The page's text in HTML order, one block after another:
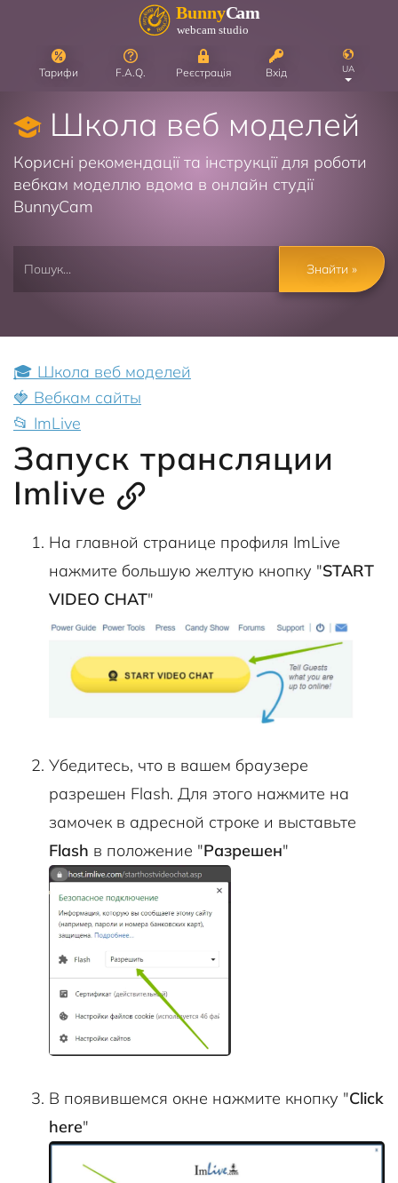
Тарифи F.A.Q. Реєстрація Вхід UA
Школа веб моделей
Корисні рекомендації та інструкції для роботи
вебкам моделлю вдома в онлайн студії
BunnyCam
Знайти »
🎓 Школа веб моделей
🍓 Вебкам сайты
📂 ImLive
Запуск трансляции
Imlive
На главной странице профиля ImLive
нажмите большую желтую кнопку "START
VIDEO CHAT"
Убедитесь, что в вашем браузере
разрешен Flash. Для этого нажмите на
замочек в адресной строке и выставьте
Flash в положение "Разрешен"
В появившемся окне нажмите кнопку "Click
here"